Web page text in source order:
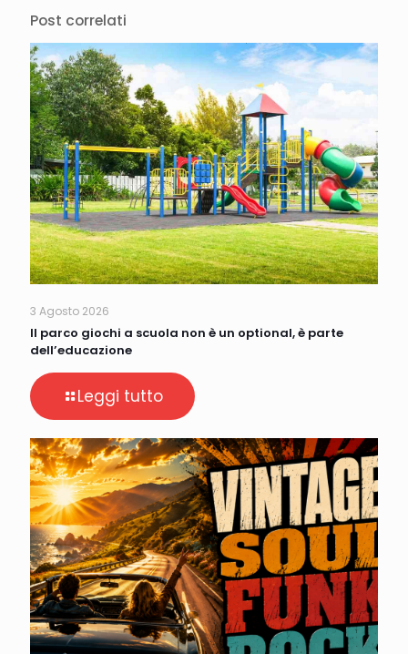
Post correlati
3 Agosto 2026
Il parco giochi a scuola non è un optional, è parte
dell’educazione
Leggi tutto